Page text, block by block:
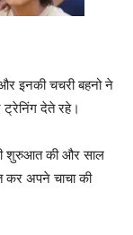
इनकी चचरी बहनो ने
देते रहे।
शुरुआत की और साल
कर अपने चाचा की